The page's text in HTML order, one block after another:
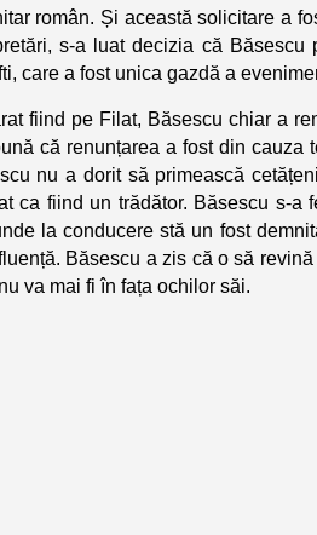
român. Și această solicitare a
s-a luat decizia că
care a fost unica gazdă a
fiind pe Filat, Băsescu chiar a
că renunțarea a fost din cauza
nu a dorit să primească
ca fiind un trădător. Băsescu s-a
la conducere stă un fost
Băsescu a zis că o să
va mai fi în fața ochilor săi.